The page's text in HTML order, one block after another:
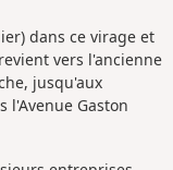
dans ce virage et
vers l'ancienne
jusqu'aux
l'Avenue Gaston